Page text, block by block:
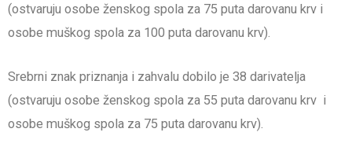
(ostvaruju osobe ženskog spola za 75 puta darovanu krv i
osobe muškog spola za 100 puta darovanu krv).
Srebrni znak priznanja i zahvalu dobilo je 38 darivatelja
(ostvaruju osobe ženskog spola za 55 puta darovanu krv i
osobe muškog spola za 75 puta darovanu krv).